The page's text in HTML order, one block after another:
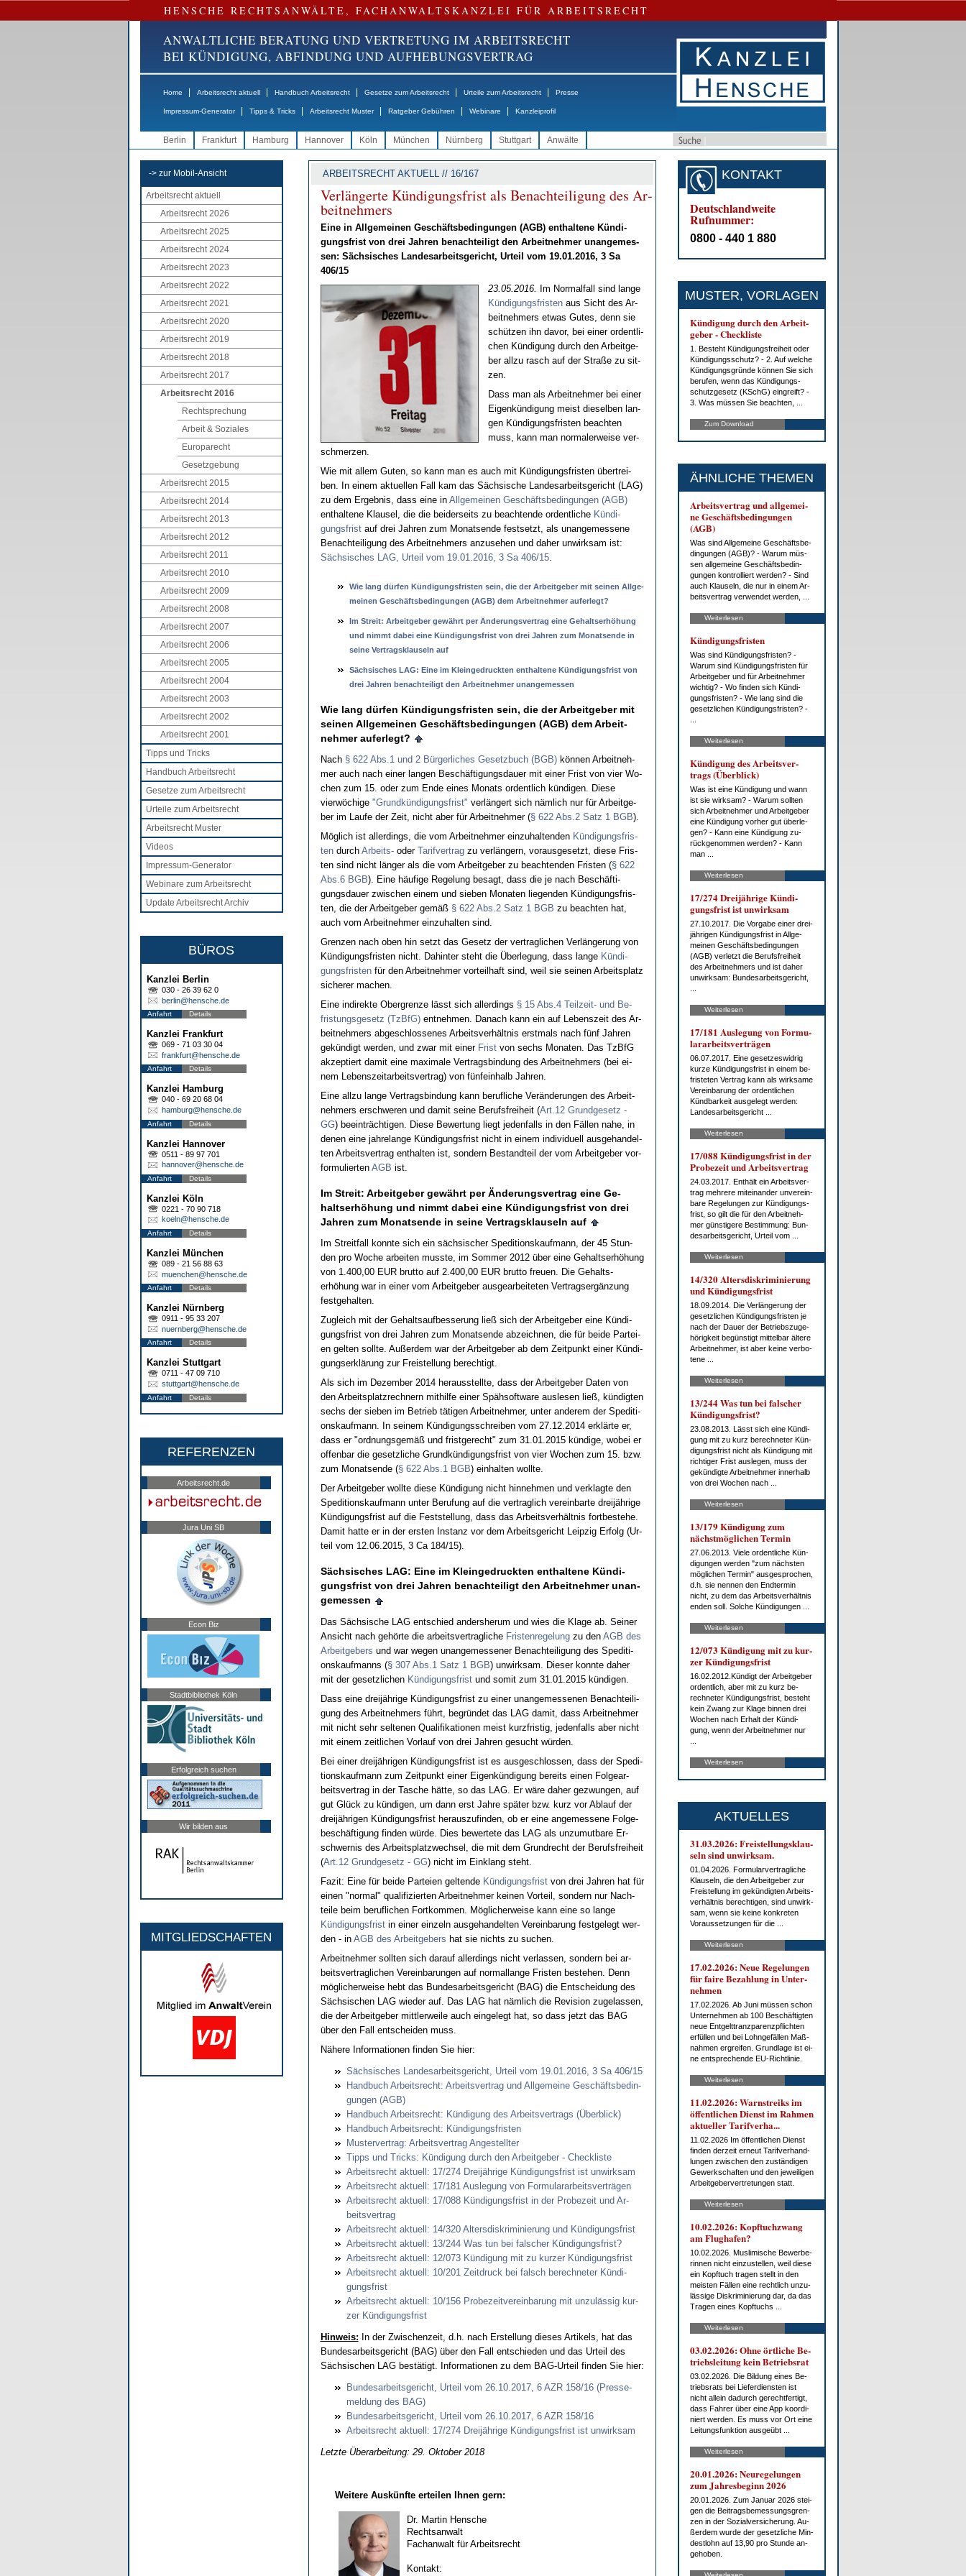
HENSCHE RECHTSANWÄLTE, FACHANWALTSKANZLEI FÜR ARBEITSRECHT
ANWALTLICHE BERATUNG UND VERTRETUNG IM ARBEITSRECHT
BEI KÜNDIGUNG, ABFINDUNG UND AUFHEBUNGSVERTRAG
Home Arbeitsrecht aktuell Handbuch Arbeitsrecht Gesetze zum Arbeitsrecht Urteile zum Arbeitsrecht Presse
Impressum-Generator Tipps & Tricks Arbeitsrecht Muster Ratgeber Gebühren Webinare Kanzleiprofil
Berlin Frankfurt Hamburg Hannover Köln München Nürnberg Stuttgart Anwälte
-> zur Mobil-Ansicht
Arbeitsrecht aktuell
Arbeitsrecht 2026
Arbeitsrecht 2025
Arbeitsrecht 2024
Arbeitsrecht 2023
Arbeitsrecht 2022
Arbeitsrecht 2021
Arbeitsrecht 2020
Arbeitsrecht 2019
Arbeitsrecht 2018
Arbeitsrecht 2017
Arbeitsrecht 2016
Rechtsprechung
Arbeit & Soziales
Europarecht
Gesetzgebung
Arbeitsrecht 2015
Arbeitsrecht 2014
Arbeitsrecht 2013
Arbeitsrecht 2012
Arbeitsrecht 2011
Arbeitsrecht 2010
Arbeitsrecht 2009
Arbeitsrecht 2008
Arbeitsrecht 2007
Arbeitsrecht 2006
Arbeitsrecht 2005
Arbeitsrecht 2004
Arbeitsrecht 2003
Arbeitsrecht 2002
Arbeitsrecht 2001
Tipps und Tricks
Handbuch Arbeitsrecht
Gesetze zum Arbeitsrecht
Urteile zum Arbeitsrecht
Arbeitsrecht Muster
Videos
Impressum-Generator
Webinare zum Arbeitsrecht
Update Arbeitsrecht Archiv
BÜROS
Kanzlei Berlin
030 - 26 39 62 0
berlin@hensche.de
Anfahrt Details
Kanzlei Frankfurt
069 - 71 03 30 04
frankfurt@hensche.de
Anfahrt Details
Kanzlei Hamburg
040 - 69 20 68 04
hamburg@hensche.de
Anfahrt Details
Kanzlei Hannover
0511 - 89 97 701
hannover@hensche.de
Anfahrt Details
Kanzlei Köln
0221 - 70 90 718
koeln@hensche.de
Anfahrt Details
Kanzlei München
089 - 21 56 88 63
muenchen@hensche.de
Anfahrt Details
Kanzlei Nürnberg
0911 - 95 33 207
nuernberg@hensche.de
Anfahrt Details
Kanzlei Stuttgart
0711 - 47 09 710
stuttgart@hensche.de
Anfahrt Details
REFERENZEN
Arbeitsrecht.de
Jura Uni SB
Econ Biz
Stadtbibliothek Köln
Erfolgreich suchen
Wir bilden aus
MITGLIEDSCHAFTEN
ARBEITSRECHT AKTUELL // 16/167
Ver­län­ger­te Kün­di­gungs­frist als Be­nach­tei­li­gung des Ar­
beit­neh­mers
Ei­ne in All­ge­mei­nen Ge­schäfts­be­din­gun­gen (AGB) ent­hal­te­ne Kün­di­
gungs­frist von drei Jah­ren be­nach­tei­ligt den Ar­beit­neh­mer un­an­ge­mes­
sen: Säch­si­sches Lan­des­ar­beits­ge­richt, Ur­teil vom 19.01.2016, 3 Sa
406/15
23.05.2016. Im Nor­mal­fall sind lan­ge
Kün­di­gungs­fris­tenaus Sicht des Ar­
beit­neh­mers et­was Gu­tes, denn sie
schüt­zen ihn da­vor, bei ei­ner or­dent­li­
chen Kün­di­gung durch den Ar­beit­ge­
ber all­zu rasch auf der Stra­ße zu sit­
zen.
Dass man als Ar­beit­neh­mer bei ei­ner
Ei­gen­kün­di­gung meist die­sel­ben lan­
gen Kün­di­gungs­fris­ten be­ach­ten
muss, kann man nor­ma­ler­wei­se ver­
schmer­zen.
Wie mit al­lem Gu­ten, so kann man es auch mit Kün­di­gungs­fris­ten über­trei­
ben. In ei­nem ak­tu­el­len Fall kam das Säch­si­sche Lan­des­ar­beits­ge­richt (LAG)
zu dem Er­geb­nis, dass ei­ne in All­ge­mei­nen Ge­schäfts­be­din­gun­gen (AGB)
ent­hal­te­ne Klau­sel, die die bei­der­seits zu be­ach­ten­de or­dent­li­che Kün­di­
gungs­fristauf drei Jah­ren zum Mo­nats­en­de fest­setzt, als un­an­ge­mes­se­ne
Be­nach­tei­li­gung des Ar­beit­neh­mers an­zu­se­hen und da­her un­wirk­sam ist:
Säch­si­sches LAG, Ur­teil vom 19.01.2016, 3 Sa 406/15.
Wie lang dürfen Kündi­gungs­fris­ten sein, die der Ar­beit­ge­ber mit sei­nen All­ge­
mei­nen Geschäfts­be­din­gun­gen (AGB) dem Ar­beit­neh­mer auf­er­legt?
Im Streit: Ar­beit­ge­ber gewährt per Ände­rungs­ver­trag ei­ne Ge­halts­erhöhung
und nimmt da­bei ei­ne Kündi­gungs­frist von drei Jah­ren zum Mo­nats­en­de in
sei­ne Ver­trags­klau­seln auf
Säch­si­sches LAG: Ei­ne im Klein­ge­druck­ten ent­hal­te­ne Kündi­gungs­frist von
drei Jah­ren be­nach­tei­ligt den Ar­beit­neh­mer un­an­ge­mes­sen
Wie lang dürfen Kündi­gungs­fris­ten sein, die der Ar­beit­ge­ber mit
sei­nen All­ge­mei­nen Geschäfts­be­din­gun­gen (AGB) dem Ar­beit­
neh­mer auf­er­legt?
Nach § 622 Abs.1 und 2 Bürger­li­ches Ge­setz­buch (BGB)können Ar­beit­neh­
mer auch nach ei­ner lan­gen Beschäfti­gungs­dau­er mit ei­ner Frist von vier Wo­
chen zum 15. oder zum En­de ei­nes Mo­nats or­dent­lich kündi­gen. Die­se
vierwöchi­ge "Grundkündi­gungs­frist" verlängert sich nämlich nur für Ar­beit­ge­
ber im Lau­fe der Zeit, nicht aber für Ar­beit­neh­mer (§ 622 Abs.2 Satz 1 BGB).
Möglich ist al­ler­dings, die vom Ar­beit­neh­mer ein­zu­hal­ten­den Kündi­gungs­fris­
tendurch Ar­beits-oder Ta­rif­ver­tragzu verlängern, vor­aus­ge­setzt, die­se Fris­
ten sind nicht länger als die vom Ar­beit­ge­ber zu be­ach­ten­den Fris­ten (§ 622
Abs.6 BGB). Ei­ne häufi­ge Re­ge­lung be­sagt, dass die je nach Beschäfti­
gungs­dau­er zwi­schen ei­nem und sie­ben Mo­na­ten lie­gen­den Kündi­gungs­fris­
ten, die der Ar­beit­ge­ber gemäß § 622 Abs.2 Satz 1 BGB zu be­ach­ten hat,
auch vom Ar­beit­neh­mer ein­zu­hal­ten sind.
Gren­zen nach oben hin setzt das Ge­setz der ver­trag­li­chen Verlänge­rung von
Kündi­gungs­fris­ten nicht. Da­hin­ter steht die Über­le­gung, dass lan­ge Kündi­
gungs­fris­tenfür den Ar­beit­neh­mer vor­teil­haft sind, weil sie sei­nen Ar­beits­platz
si­che­rer ma­chen.
Ei­ne in­di­rek­te Ober­gren­ze lässt sich al­ler­dings § 15 Abs.4 Teil­zeit- und Be­
fris­tungs­ge­setz (Tz­B­fG)ent­neh­men. Da­nach kann ein auf Le­bens­zeit des Ar­
beit­neh­mers ab­ge­schlos­se­nes Ar­beits­verhält­nis erst­mals nach fünf Jah­ren
gekündigt wer­den, und zwar mit ei­ner Fristvon sechs Mo­na­ten. Das Tz­B­fG
ak­zep­tiert da­mit ei­ne ma­xi­ma­le Ver­trags­bin­dung des Ar­beit­neh­mers (bei ei­
nem Le­bens­zeit­ar­beits­ver­trag) von fünf­ein­halb Jah­ren.
Ei­ne all­zu lan­ge Ver­trags­bin­dung kann be­ruf­li­che Verände­run­gen des Ar­beit­
neh­mers er­schwe­ren und da­mit sei­ne Be­rufs­frei­heit (Art.12 Grund­ge­setz -
GG) be­ein­träch­ti­gen. Die­se Be­wer­tung liegt je­den­falls in den Fällen na­he, in
de­nen ei­ne jah­re­lan­ge Kündi­gungs­frist nicht in ei­nem in­di­vi­du­ell aus­ge­han­del­
ten Ar­beits­ver­trag ent­hal­ten ist, son­dern Be­stand­teil der vom Ar­beit­ge­ber vor­
for­mu­lier­ten AGB ist.
Im Streit: Ar­beit­ge­ber gewährt per Ände­rungs­ver­trag ei­ne Ge­
halts­erhöhung und nimmt da­bei ei­ne Kündi­gungs­frist von drei
Jah­ren zum Mo­nats­en­de in sei­ne Ver­trags­klau­seln auf
Im Streit­fall konn­te sich ein säch­si­scher Spe­di­ti­ons­kauf­mann, der 45 St­un­
den pro Wo­che ar­bei­ten muss­te, im Som­mer 2012 über ei­ne Ge­halts­erhöhung
von 1.400,00 EUR brut­to auf 2.400,00 EUR brut­to freu­en. Die Ge­halts­
erhöhung war in ei­ner vom Ar­beit­ge­ber aus­ge­ar­bei­te­ten Ver­trags­ergänzung
fest­ge­hal­ten.
Zu­gleich mit der Ge­halts­auf­bes­se­rung ließ sich der Ar­beit­ge­ber ei­ne Kündi­
gungs­frist von drei Jah­ren zum Mo­nats­en­de ab­zeich­nen, die für bei­de Par­tei­
en gel­ten soll­te. Außer­dem war der Ar­beit­ge­ber ab dem Zeit­punkt ei­ner Kündi­
gungs­erklärung zur Frei­stel­lung be­rech­tigt.
Als sich im De­zem­ber 2014 her­aus­stell­te, dass der Ar­beit­ge­ber Da­ten von
den Ar­beits­platz­rech­nern mit­hil­fe ei­ner Spähsoft­ware aus­le­sen ließ, kündig­ten
sechs der sie­ben im Be­trieb täti­gen Ar­beit­neh­mer, un­ter an­de­rem der Spe­di­ti­
ons­kauf­mann. In sei­nem Kündi­gungs­schrei­ben vom 27.12.2014 erklärte er,
dass er "ord­nungs­gemäß und frist­ge­recht" zum 31.01.2015 kündi­ge, wo­bei er
of­fen­bar die ge­setz­li­che Grundkündi­gungs­frist von vier Wo­chen zum 15. bzw.
zum Mo­nats­en­de (§ 622 Abs.1 BGB) ein­hal­ten woll­te.
Der Ar­beit­ge­ber woll­te die­se Kündi­gung nicht hin­neh­men und ver­klag­te den
Spe­di­ti­ons­kauf­mann un­ter Be­ru­fung auf die ver­trag­lich ver­ein­bar­te dreijähri­ge
Kündi­gungs­frist auf die Fest­stel­lung, dass das Ar­beits­verhält­nis fort­be­ste­he.
Da­mit hat­te er in der ers­ten In­stanz vor dem Ar­beits­ge­richt Leip­zig Er­folg (Ur­
teil vom 12.06.2015, 3 Ca 184/15).
Säch­si­sches LAG: Ei­ne im Klein­ge­druck­ten ent­hal­te­ne Kündi­
gungs­frist von drei Jah­ren be­nach­tei­ligt den Ar­beit­neh­mer un­an­
ge­mes­sen
Das Säch­si­sche LAG ent­schied an­ders­her­um und wies die Kla­ge ab. Sei­ner
An­sicht nach gehörte die ar­beits­ver­trag­li­che Fris­ten­re­ge­lungzu den AGB des
Ar­beit­ge­bers und war we­gen un­an­ge­mes­se­ner Be­nach­tei­li­gung des Spe­di­ti­
ons­kauf­manns (§ 307 Abs.1 Satz 1 BGB) un­wirk­sam. Die­ser konn­te da­her
mit der ge­setz­li­chen Kündi­gungs­fristund so­mit zum 31.01.2015 kündi­gen.
Dass ei­ne dreijähri­ge Kündi­gungs­frist zu ei­ner un­an­ge­mes­se­nen Be­nach­tei­li­
gung des Ar­beit­neh­mers führt, be­gründet das LAG da­mit, dass Ar­beit­neh­mer
mit nicht sehr sel­te­nen Qua­li­fi­ka­tio­nen meist kurz­fris­tig, je­den­falls aber nicht
mit ei­nem zeit­li­chen Vor­lauf von drei Jah­ren ge­sucht würden.
Bei ei­ner dreijähri­gen Kündi­gungs­frist ist es aus­ge­schlos­sen, dass der Spe­di­
ti­ons­kauf­mann zum Zeit­punkt ei­ner Ei­genkündi­gung be­reits ei­nen Fol­ge­ar­
beits­ver­trag in der Ta­sche hätte, so das LAG. Er wäre da­her ge­zwun­gen, auf
gut Glück zu kündi­gen, um dann erst Jah­re später bzw. kurz vor Ab­lauf der
dreijähri­gen Kündi­gungs­frist her­aus­zu­fin­den, ob er ei­ne an­ge­mes­se­ne Fol­ge­
beschäfti­gung fin­den würde. Dies be­wer­te­te das LAG als un­zu­mut­ba­re Er­
schwer­nis des Ar­beits­platz­wech­sel, die mit dem Grund­recht der Be­rufs­frei­heit
(Art.12 Grund­ge­setz - GG) nicht im Ein­klang steht.
Fa­zit: Ei­ne für bei­de Par­tei­en gel­ten­de Kündi­gungs­fristvon drei Jah­ren hat für
ei­nen "nor­mal" qua­li­fi­zier­ten Ar­beit­neh­mer kei­nen Vor­teil, son­dern nur Nach­
tei­le beim be­ruf­li­chen Fort­kom­men. Mögli­cher­wei­se kann ei­ne so lan­ge
Kündi­gungs­fristin ei­ner ein­zeln aus­ge­han­del­ten Ver­ein­ba­rung fest­ge­legt wer­
den - in AGB des Ar­beit­ge­bers hat sie nichts zu su­chen.
Ar­beit­neh­mer soll­ten sich dar­auf al­ler­dings nicht ver­las­sen, son­dern bei ar­
beits­ver­trag­li­chen Ver­ein­ba­run­gen auf nor­mal­lan­ge Fris­ten be­ste­hen. Denn
mögli­cher­wei­se hebt das Bun­des­ar­beits­ge­richt (BAG) die Ent­schei­dung des
Säch­si­schen LAG wie­der auf. Das LAG hat nämlich die Re­vi­si­on zu­ge­las­sen,
die der Ar­beit­ge­ber mitt­ler­wei­le auch ein­ge­legt hat, so dass jetzt das BAG
über den Fall ent­schei­den muss.
Nähe­re In­for­ma­tio­nen fin­den Sie hier:
Säch­si­sches Lan­des­ar­beits­ge­richt, Ur­teil vom 19.01.2016, 3 Sa 406/15
Hand­buch Ar­beits­recht: Ar­beits­ver­trag und All­ge­mei­ne Geschäfts­be­din­
gun­gen (AGB)
Hand­buch Ar­beits­recht: Kündi­gung des Ar­beits­ver­trags (Über­blick)
Hand­buch Ar­beits­recht: Kündi­gungs­fris­ten
Mus­ter­ver­trag: Ar­beits­ver­trag An­ge­stell­ter
Tipps und Tricks: Kündi­gung durch den Ar­beit­ge­ber - Check­lis­te
Ar­beits­recht ak­tu­ell: 17/274 Dreijähri­ge Kündi­gungs­frist ist un­wirk­sam
Ar­beits­recht ak­tu­ell: 17/181 Aus­le­gung von For­mu­lar­ar­beits­ver­trä­gen
Ar­beits­recht ak­tu­ell: 17/088 Kün­di­gungs­frist in der Pro­be­zeit und Ar­
beits­ver­trag
Ar­beits­recht ak­tu­ell: 14/320 Al­ters­dis­kri­mi­nie­rung und Kündi­gungs­frist
Ar­beits­recht ak­tu­ell: 13/244 Was tun bei fal­scher Kündi­gungs­frist?
Ar­beits­recht ak­tu­ell: 12/073 Kündi­gung mit zu kur­zer Kündi­gungs­frist
Ar­beits­recht ak­tu­ell: 10/201 Zeit­druck bei falsch be­rech­ne­ter Kündi­
gungs­frist
Ar­beits­recht ak­tu­ell: 10/156 Pro­be­zeit­ver­ein­ba­rung mit un­zulässig kur­
zer Kündi­gungs­frist
Hin­weis: In der Zwi­schen­zeit, d.h. nach Er­stel­lung die­ses Ar­ti­kels, hat das
Bun­des­ar­beits­ge­richt (BAG) über den Fall ent­schie­den und das Ur­teil des
Säch­si­schen LAG bestätigt. In­for­ma­tio­nen zu dem BAG-Ur­teil fin­den Sie hier:
Bun­des­ar­beits­ge­richt, Ur­teil vom 26.10.2017, 6 AZR 158/16 (Pres­se­
mel­dung des BAG)
Bun­des­ar­beits­ge­richt, Ur­teil vom 26.10.2017, 6 AZR 158/16
Ar­beits­recht ak­tu­ell: 17/274 Dreijähri­ge Kündi­gungs­frist ist un­wirk­sam
Letzte Überarbeitung: 29. Oktober 2018
Weitere Auskünfte erteilen Ihnen gern:
Dr. Martin Hensche
Rechtsanwalt
Fachanwalt für Arbeitsrecht
Kontakt:
KONTAKT
Deutschlandweite
Rufnummer:
0800 - 440 1 880
MUSTER, VORLAGEN
Kün­di­gung durch den Ar­beit­
ge­ber - Check­lis­te
1. Be­steht Kün­di­gungs­frei­heit oder
Kün­di­gungs­schutz? - 2. Auf wel­che
Kün­di­gungs­grün­de kön­nen Sie sich
be­ru­fen, wenn das Kün­di­gungs­
schutz­ge­setz (KSchG) ein­greift? -
3. Was müs­sen Sie be­ach­ten, ...
Zum Download
ÄHNLICHE THEMEN
Ar­beits­ver­trag und all­ge­mei­
ne Ge­schäfts­be­din­gun­gen
(AGB)
Was sind All­ge­mei­ne Ge­schäfts­be­
din­gun­gen (AGB)? - War­um müs­
sen all­ge­mei­ne Ge­schäfts­be­din­
gun­gen kon­trol­liert wer­den? - Sind
auch Klau­seln, die nur in ei­nem Ar­
beits­ver­trag ver­wen­det wer­den, ...
Weiterlesen
Kün­di­gungs­fris­ten
Was sind Kün­di­gungs­fris­ten? -
War­um sind Kün­di­gungs­fris­ten für
Ar­beit­ge­ber und für Ar­beit­neh­mer
wich­tig? - Wo fin­den sich Kün­di­
gungs­fris­ten? - Wie lang sind die
ge­setz­li­chen Kün­di­gungs­fris­ten? -
Weiterlesen
Kün­di­gung des Ar­beits­ver­
trags (Über­blick)
Was ist ei­ne Kün­di­gung und wann
ist sie wirk­sam? - War­um soll­ten
sich Ar­beit­neh­mer und Ar­beit­ge­ber
ei­ne Kün­di­gung vor­her gut über­le­
gen? - Kann ei­ne Kün­di­gung zu­
rück­ge­nom­men wer­den? - Kann
man ...
Weiterlesen
17/274 Drei­jäh­ri­ge Kün­di­
gungs­frist ist un­wirk­sam
27.10.2017. Die Vor­ga­be ei­ner drei­
jäh­ri­gen Kün­di­gungs­frist in All­ge­
mei­nen Ge­schäfts­be­din­gun­gen
(AGB) ver­letzt die Be­rufs­frei­heit
des Ar­beit­neh­mers und ist da­her
un­wirk­sam: Bun­des­ar­beits­ge­richt,
Weiterlesen
17/181 Aus­le­gung von For­mu­
lar­ar­beits­ver­trä­gen
06.07.2017. Ei­ne ge­set­zes­wid­rig
kur­ze Kün­di­gungs­frist in ei­nem be­
fris­te­ten Ver­trag kann als wirk­sa­me
Ver­ein­ba­rung der or­dent­li­chen
Künd­bar­keit aus­ge­legt wer­den:
Lan­des­ar­beits­ge­richt ...
Weiterlesen
17/088 Kün­di­gungs­frist in der
Pro­be­zeit und Ar­beits­ver­trag
24.03.2017. Ent­hält ein Ar­beits­ver­
trag meh­re­re mit­ein­an­der un­ver­ein­
ba­re Re­ge­lun­gen zur Kün­di­gungs­
frist, so gilt die für den Ar­beit­neh­
mer güns­ti­ge­re Be­stim­mung: Bun­
des­ar­beits­ge­richt, Ur­teil vom ...
Weiterlesen
14/320 Al­ters­dis­kri­mi­nie­rung
und Kün­di­gungs­frist
18.09.2014. Die Ver­län­ge­rung der
ge­setz­li­chen Kün­di­gungs­fris­ten je
nach der Dau­er der Be­triebs­zu­ge­
hö­rig­keit be­güns­tigt mit­tel­bar äl­te­re
Ar­beit­neh­mer, ist aber kei­ne ver­bo­
te­ne ...
Weiterlesen
13/244 Was tun bei fal­scher
Kün­di­gungs­frist?
23.08.2013. Lässt sich ei­ne Kün­di­
gung mit zu kurz be­rech­ne­ter Kün­
di­gungs­frist nicht als Kün­di­gung mit
rich­ti­ger Frist aus­le­gen, muss der
ge­kün­dig­te Ar­beit­neh­mer in­ner­halb
von drei Wo­chen nach ...
Weiterlesen
13/179 Kün­di­gung zum
nächst­mög­li­chen Ter­min
27.06.2013. Vie­le or­dent­li­che Kün­
di­gun­gen wer­den "zum nächs­ten
mög­li­chen Ter­min" aus­ge­spro­chen,
d.h. sie nen­nen den End­ter­min
nicht, zu dem das Ar­beits­ver­hält­nis
en­den soll. Sol­che Kün­di­gun­gen ...
Weiterlesen
12/073 Kün­di­gung mit zu kur­
zer Kün­di­gungs­frist
16.02.2012.Kün­digt der Ar­beit­ge­ber
or­dent­lich, aber mit zu kurz be­
rech­ne­ter Kün­di­gungs­frist, be­steht
kein Zwang zur Kla­ge bin­nen drei
Wo­chen nach Er­halt der Kün­di­
gung, wenn der Ar­beit­neh­mer nur
Weiterlesen
AKTUELLES
31.03.2026: Frei­stel­lungs­klau­
seln sind un­wirk­sam.
01.04.2026. For­mu­lar­ver­trag­li­che
Klau­seln, die den Ar­beit­ge­ber zur
Frei­stel­lung im ge­kün­dig­ten Ar­beits­
ver­hält­nis be­rech­ti­gen, sind un­wirk­
sam, wenn sie kei­ne kon­kre­ten
Vor­aus­set­zun­gen für die ...
Weiterlesen
17.02.2026: Neue Re­ge­lun­gen
für fai­re Be­zah­lung in Un­ter­
neh­men
17.02.2026. Ab Ju­ni müs­sen schon
Un­ter­neh­men ab 100 Be­schäf­tig­ten
neue Ent­gelt­tranz­pa­renz­pflich­ten
er­fül­len und bei Lohn­ge­fäl­len Maß­
nah­men er­grei­fen. Grund­la­ge ist ei­
ne ent­spre­chen­de EU-Richt­li­nie.
Weiterlesen
11.02.2026: Warn­streiks im
öf­fent­li­chen Dienst im Rah­men
ak­tu­el­ler Ta­rif­ver­ha...
11.02.2026 Im öf­fent­li­chen Dienst
fin­den der­zeit er­neut Ta­rif­ver­hand­
lun­gen zwi­schen den zu­stän­di­gen
Ge­werk­schaf­ten und den je­wei­li­gen
Ar­beit­ge­ber­ver­tre­tun­gen statt.
Weiterlesen
10.02.2026: Kopf­tuch­zwang
am Flug­ha­fen?
10.02.2026. Mus­li­mi­sche Be­wer­be­
rin­nen nicht ein­zu­stel­len, weil die­se
ein Kopf­tuch tra­gen stellt in den
meis­ten Fäl­len ei­ne recht­lich un­zu­
läs­si­ge Dis­kri­mi­nie­rung dar, da das
Tra­gen ei­nes Kopf­tuchs ...
Weiterlesen
03.02.2026: Oh­ne ört­li­che Be­
triebs­lei­tung kein Be­triebs­rat
03.02.2026. Die Bil­dung ei­nes Be­
triebs­rats bei Lie­fer­diens­ten ist
nicht al­lein da­durch ge­recht­fer­tigt,
dass Fah­rer über ei­ne App ko­or­di­
niert wer­den. Es muss vor Ort ei­ne
Lei­tungs­funk­ti­on aus­ge­übt ...
Weiterlesen
20.01.2026: Neu­re­ge­lun­gen
zum Jah­res­be­ginn 2026
20.01.2026. Zum Ja­nu­ar 2026 stei­
gen die Bei­trags­be­mes­sungs­gren­
zen in der So­zi­al­ver­si­che­rung. Au­
ßer­dem wur­de der ge­setz­li­che Min­
dest­lohn auf 13,90 pro St­un­de an­
ge­ho­ben.